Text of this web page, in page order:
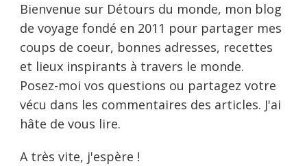
Bienvenue sur Détours du monde, mon blog
de voyage fondé en 2011 pour partager mes
coups de coeur, bonnes adresses, recettes
et lieux inspirants à travers le monde.
Posez-moi vos questions ou partagez votre
vécu dans les commentaires des articles. J'ai
hâte de vous lire.
A très vite, j'espère !